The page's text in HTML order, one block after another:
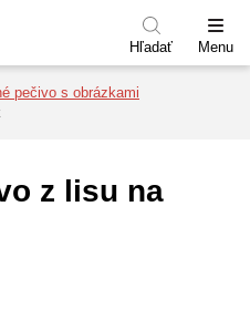
Hľadať Menu
pečivo s obrázkami
z lisu na